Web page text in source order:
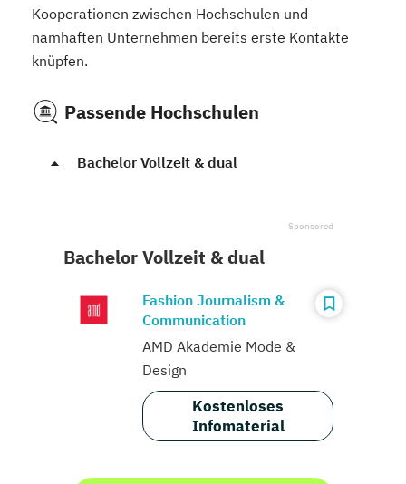
Kooperationen zwischen Hochschulen und
namhaften Unternehmen bereits erste Kontakte
knüpfen.
Passende Hochschulen
Bachelor Vollzeit & dual
Bachelor Vollzeit & dual
Fashion Journalism &
Communication
AMD Akademie Mode &
Design
Kostenloses
Infomaterial